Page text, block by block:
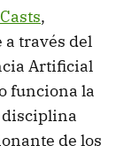
,
a través del
Artificial
funciona la
disciplina
de los